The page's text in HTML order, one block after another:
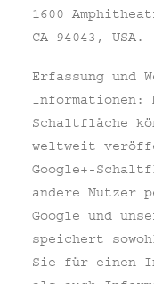
1600
CA 94043, USA.
Erfassung und
Informationen:
Schaltfläche
weltweit
Google+-
andere Nutzer
Google und
speichert
Sie für einen